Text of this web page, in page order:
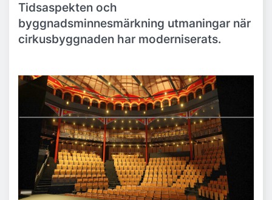
Tidsaspekten och
byggnadsminnesmärkning utmaningar när
cirkusbyggnaden har moderniserats.